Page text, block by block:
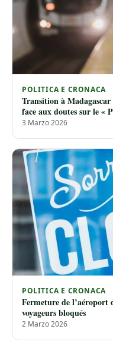
POLITICA E CRONACA
Transition à
face aux doutes sur le «
3 Marzo 2026
POLITICA E CRONACA
Fermeture de l’aéroport
voyageurs bloqués
2 Marzo 2026